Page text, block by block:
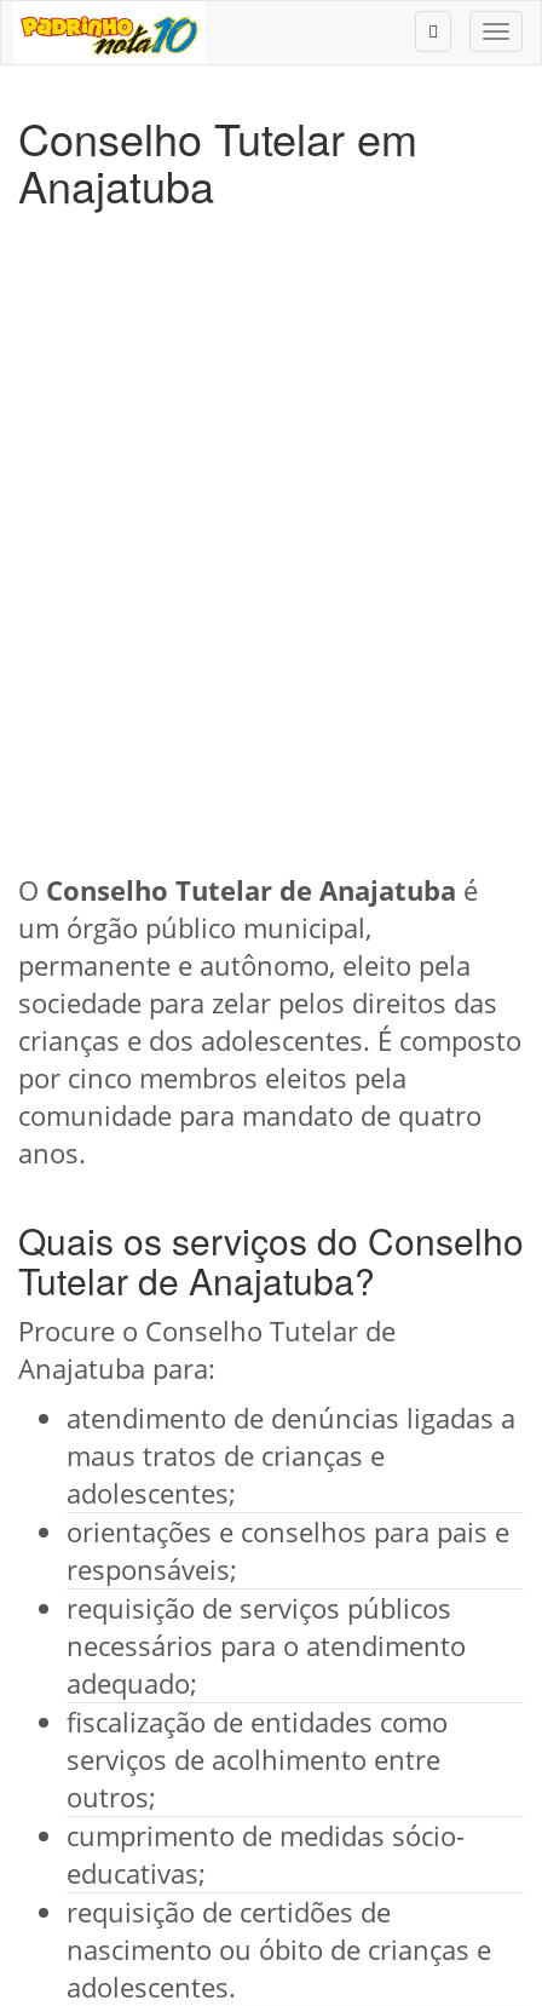
Conselho Tutelar em
Anajatuba
O Conselho Tutelar de Anajatuba é
um órgão público municipal,
permanente e autônomo, eleito pela
sociedade para zelar pelos direitos das
crianças e dos adolescentes. É composto
por cinco membros eleitos pela
comunidade para mandato de quatro
anos.
Quais os serviços do Conselho
Tutelar de Anajatuba?
Procure o Conselho Tutelar de
Anajatuba para:
atendimento de denúncias ligadas a
maus tratos de crianças e
adolescentes;
orientações e conselhos para pais e
responsáveis;
requisição de serviços públicos
necessários para o atendimento
adequado;
fiscalização de entidades como
serviços de acolhimento entre
outros;
cumprimento de medidas sócio-
educativas;
requisição de certidões de
nascimento ou óbito de crianças e
adolescentes.